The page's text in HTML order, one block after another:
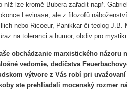
níž lze kromě Bubera zařadit např.
Levinase, ale z filozofů
nebo Ricoeur, Panikkar či teolog
na toleranci a humor, obdiv pro
obchádzanie marxistického názoru
vedomie, dedičstva
výtvore z Vás robí pri
ste prehliadali mocenský rozmer